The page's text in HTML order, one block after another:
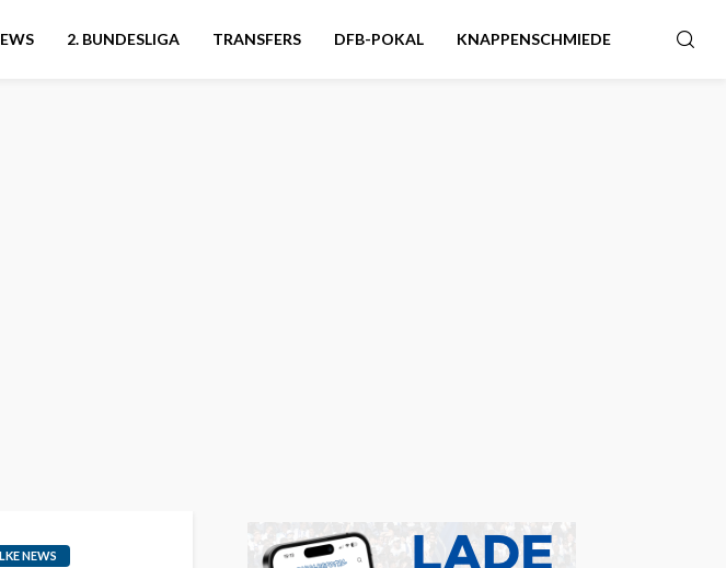
2. BUNDESLIGA TRANSFERS DFB-POKAL KNAPPENSCHMIEDE
NEWS